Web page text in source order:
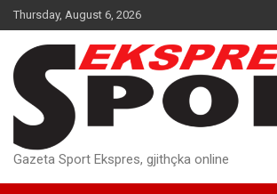
Skip
to
content
Thursday, August 6, 2026
Gazeta Sport Ekspres, gjithçka online